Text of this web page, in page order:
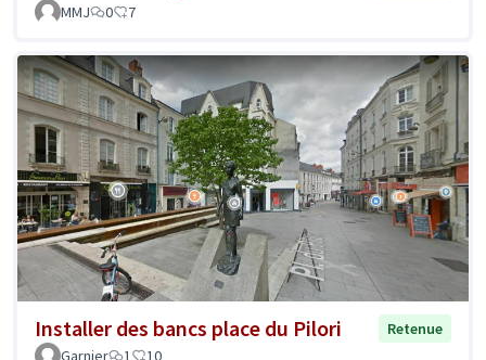
MMJ
0 7
Installer des bancs place du Pilori
Retenue
Garnier
1 10